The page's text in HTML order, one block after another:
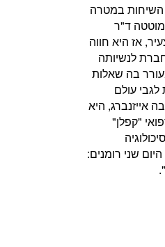
במטרה
ד"ר
אז היא חווה
לנשיותה
בה שאלות
לגבי עולם
אייזנברג, היא
"קפלן"
שני רומנים: